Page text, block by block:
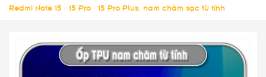
Redmi Note 15 - 15 Pro - 15 Pro Plus, nam châm sạc từ tính